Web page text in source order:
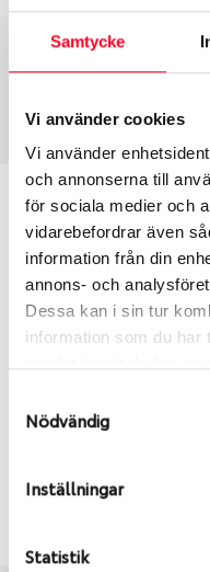
Samtycke
Vi använder cookies
Vi använder
och annonserna till
för sociala medier och
vidarebefordrar även
information från din
annons- och
Dessa kan i sin tur
information som du har
Nödvändig
Inställningar
Statistik
Däcktyp
120309
Passar detta
Ange
du valt passar din
skall sättas på dina
en extra gång så att
bilen hade ut från
S